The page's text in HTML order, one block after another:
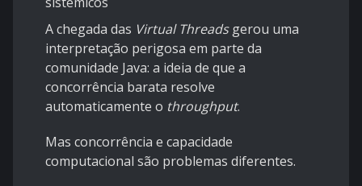
A chegada das Virtual Threadsgerou uma
interpretação perigosa em parte da
comunidade Java: a ideia de que a
concorrência barata resolve
automaticamente o throughput.
Mas concorrência e capacidade
computacional são problemas diferentes.